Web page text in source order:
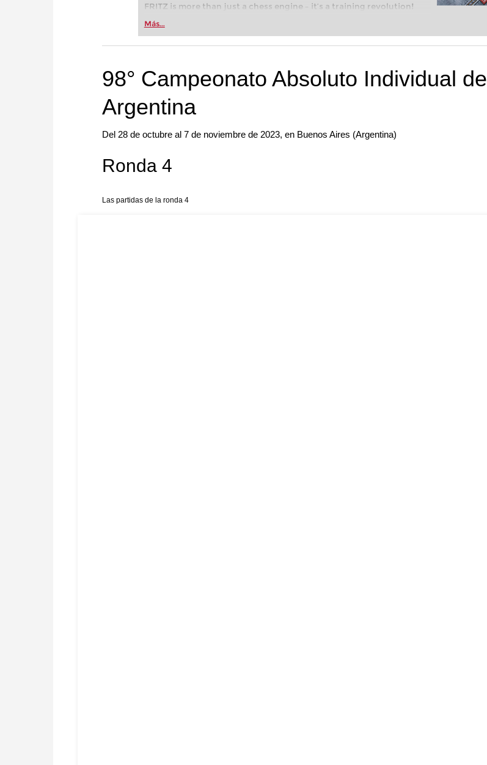
FRITZ is more than just a chess engine – it’s a training revolution!
Whether you’re taking your first steps into the world of club chess,
more efficiently, intelligently and with a more personalised
Más...
98° Campeonato Absoluto Individual de
Argentina
Del 28 de octubre al 7 de noviembre de 2023, en Buenos Aires (Argentina)
Ronda 4
Las partidas de la ronda 4